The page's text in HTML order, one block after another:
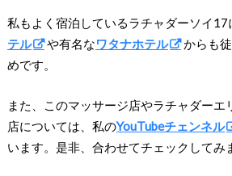
私もよく宿泊しているラチャダーソイ17
テル
や有名なワタナホテル
からも
めです。
また、このマッサージ店やラチャダーエ
店については、私のYouTubeチェンネル
います。是非、合わせてチェックしてみ